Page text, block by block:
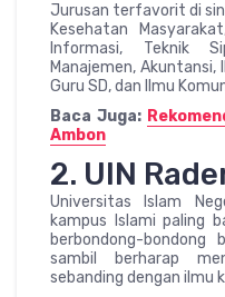
Jurusan terfavorit di
Kesehatan
Informasi, Teknik
Manajemen, Akuntansi,
Guru SD, dan Ilmu
Baca Juga:
Ambon
2. UIN
Universitas Islam
kampus Islami paling
berbondong-bondong
sambil berharap
sebanding dengan ilmu